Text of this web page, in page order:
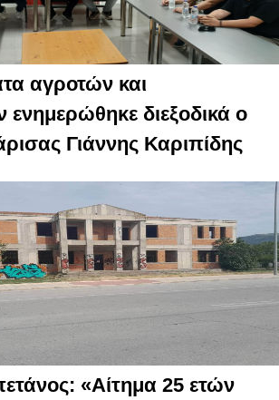
αγροτών και
διεξοδικά ο
Γιάννης Καριπίδης
«Αίτημα 25 ετών